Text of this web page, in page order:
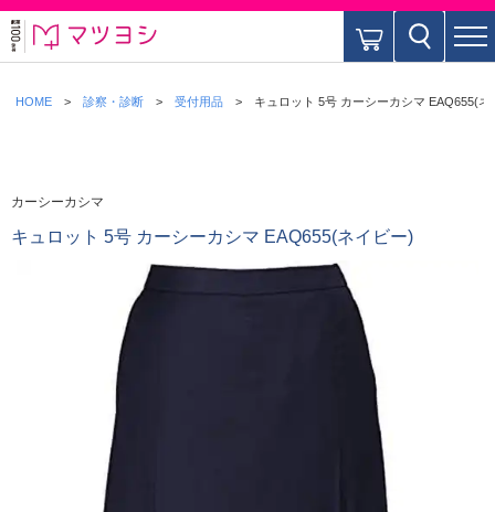
HOME 診察・診断 受付用品 キュロット 5号 カーシーカシマ EAQ655(ネ
カーシーカシマ
キュロット 5号 カーシーカシマ EAQ655(ネイビー)